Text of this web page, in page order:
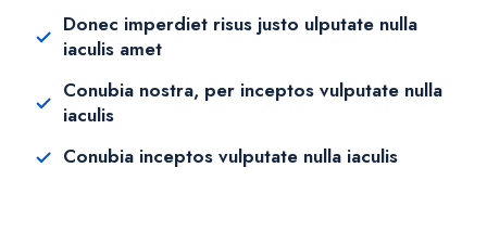
Donec imperdiet risus justo ulputate nulla
iaculis amet
Conubia nostra, per inceptos vulputate nulla
iaculis
Conubia inceptos vulputate nulla iaculis